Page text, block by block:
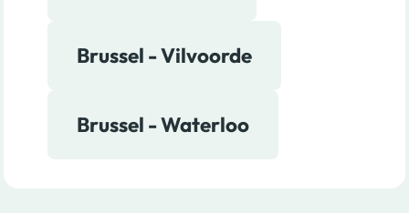
Brussel - Vilvoorde
Brussel - Waterloo